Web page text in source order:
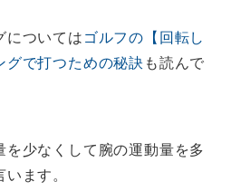
については ゴルフの【回転し
グで打つための秘訣 も読んで
少なくして腕の運動量を多
ます。